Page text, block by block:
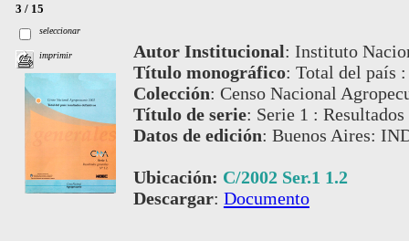
3 / 15
seleccionar
imprimir Autor Institucional: Instituto
Título monográfico: Total del país
Colección: Censo Nacional
Título de serie: Serie 1 :
Datos de edición: Buenos Aires:
Ubicación: C/2002 Ser.1 1.2
Descargar: Documento